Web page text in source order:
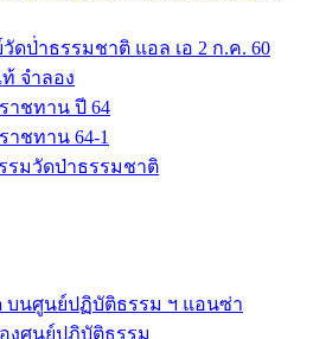
ดป่่าธรรมชาติ แอล เอ 2 ก.ค. 60
จำลอง
าชทาน ปี 64
ชทาน 64-1
รมวัดป่าธรรมชาติ
บนศูนย์ปฏิบัติธรรม ฯ แอนซ่า
งศูนย์ปฏิบัติธรรม